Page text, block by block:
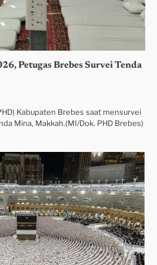
Petugas Brebes Survei Tenda
Kabupaten Brebes saat mensurvei
Mina, Makkah.(MI/Dok. PHD Brebes)